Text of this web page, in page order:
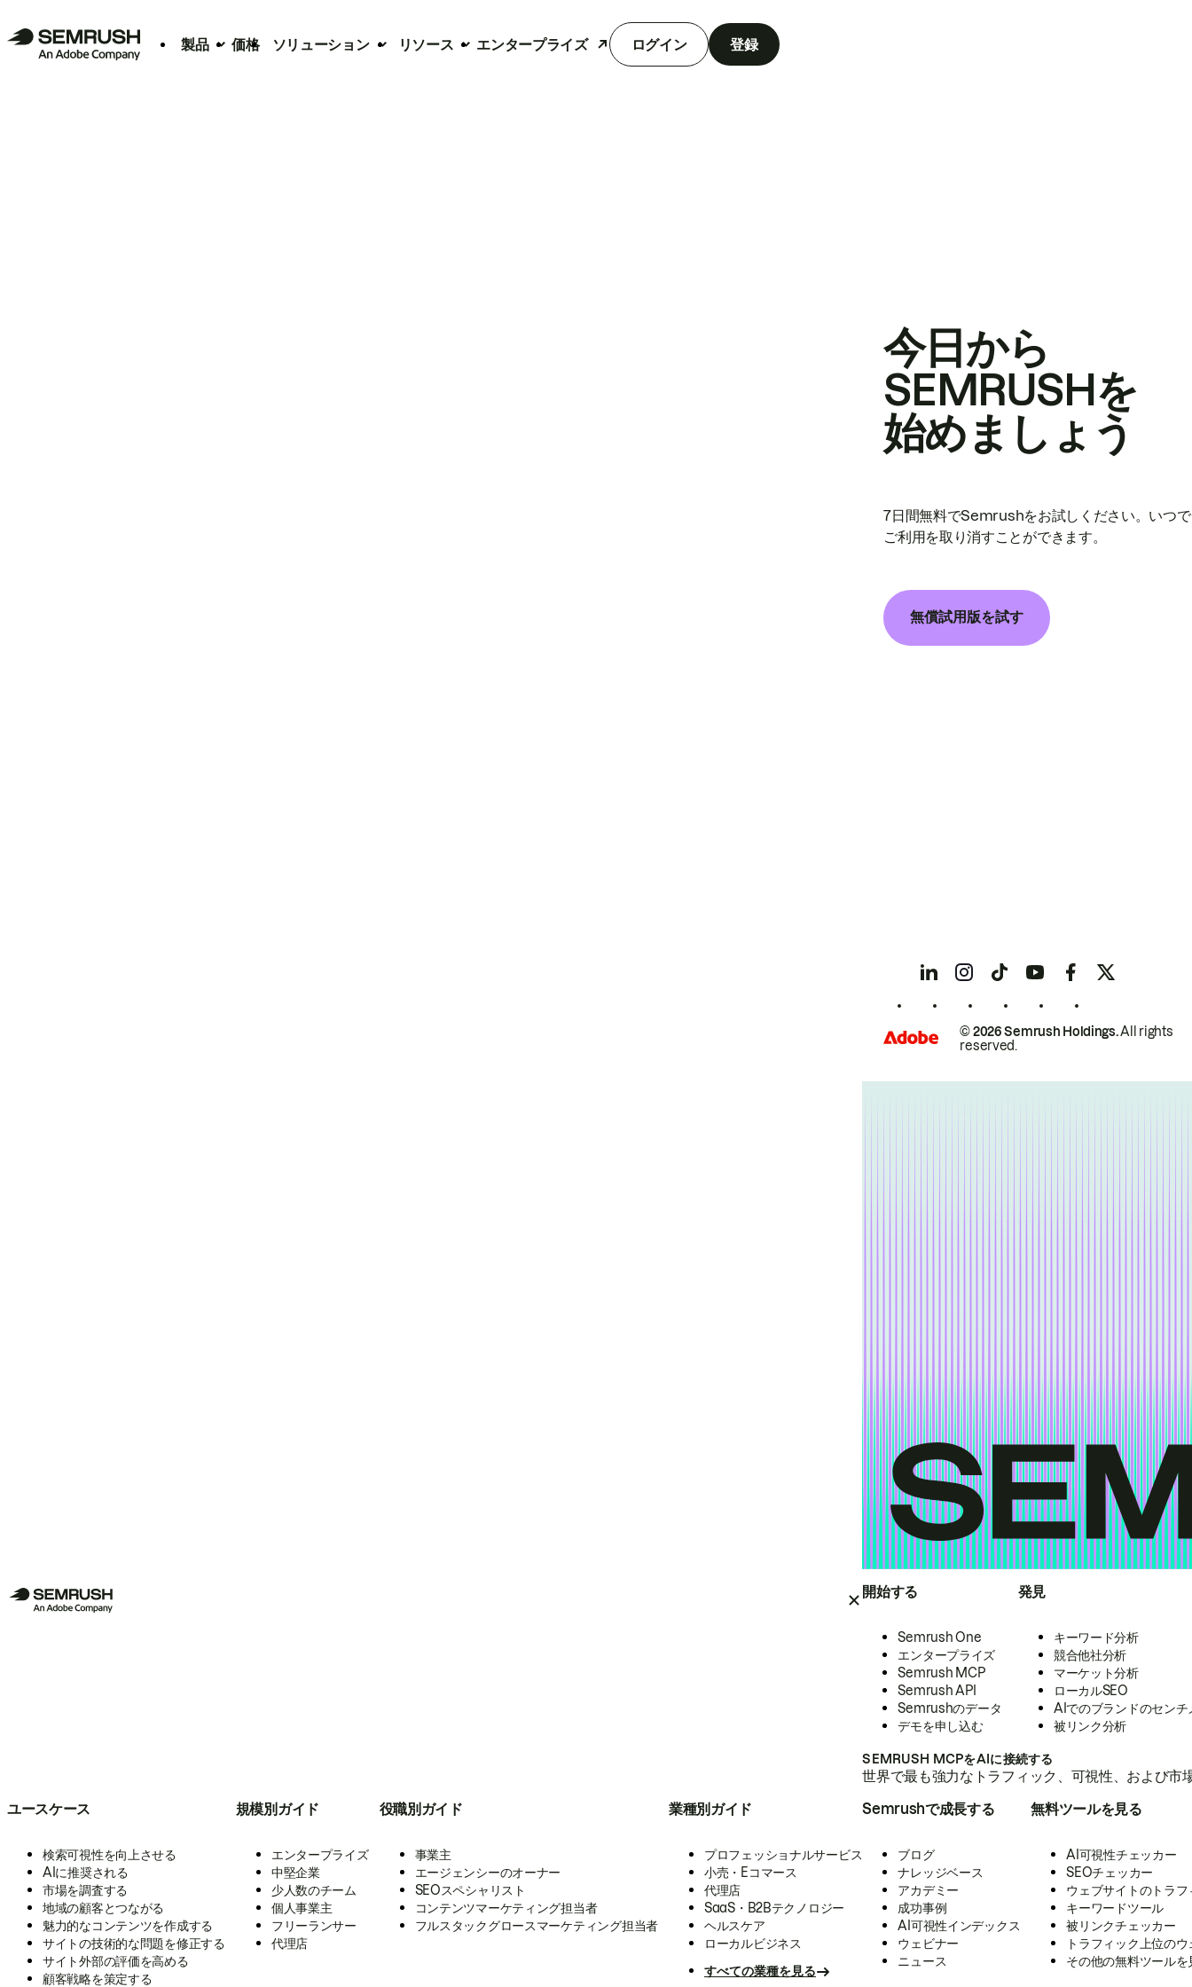
製品 価格 ソリューション リソース エンタープライズ ログイン 登録
開始する
Semrush One
エンタープライズ
Semrush MCP
Semrush API
Semrushのデータ
デモを申し込む
発見
キーワード分析
競合他社分析
マーケット分析
ローカルSEO
AIでのブランドのセンチ
被リンク分析
SEMRUSH MCPをAIに接続する
世界で最も強力なトラフィック、可視性、および
ユースケース
検索可視性を向上させる
AIに推奨される
市場を調査する
地域の顧客とつながる
魅力的なコンテンツを作成する
サイトの技術的な問題を修正する
サイト外部の評価を高める
顧客戦略を策定する
規模別ガイド
エンタープライズ
中堅企業
少人数のチーム
個人事業主
フリーランサー
代理店
役職別ガイド
事業主
エージェンシーのオーナー
SEOスペシャリスト
コンテンツマーケティング担当者
フルスタックグロースマーケティング担当者
業種別ガイド
プロフェッショナルサービス
小売・Eコマース
代理店
SaaS・B2Bテクノロジー
ヘルスケア
ローカルビジネス
すべての業種を見る
Semrushで成長する
ブログ
ナレッジベース
アカデミー
成功事例
AI可視性インデックス
ウェビナー
ニュース
無料ツールを見る
AI可視性チェッカー
SEOチェッカー
ウェブサイトのトラ
キーワードツール
被リンクチェッカー
トラフィック上位の
その他の無料ツールを
今日から
SEMRUSHを
始めましょう
7日間無料でSemrushをお試しください。いつ
ご利用を取り消すことができます。
無償試用版を試す
© 2026 Semrush Holdings.All rights
reserved.